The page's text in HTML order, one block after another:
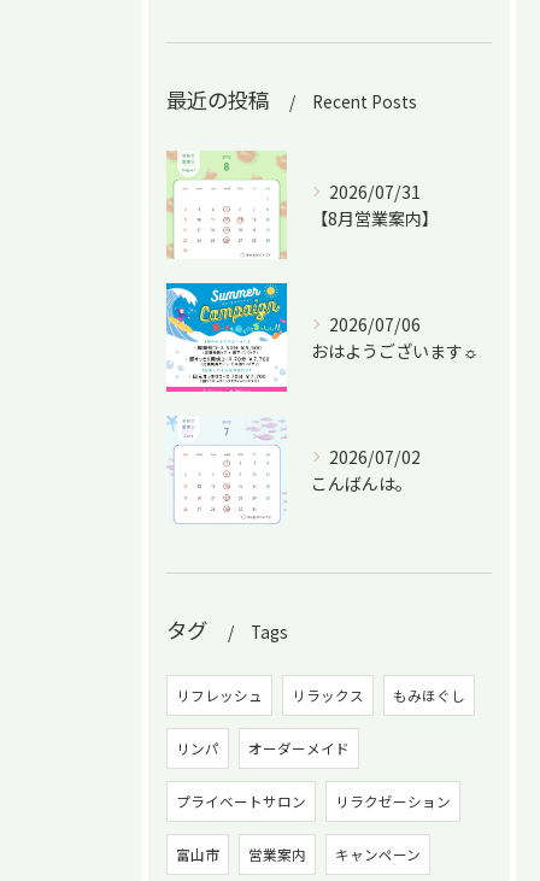
最近の投稿 Recent Posts
2026/07/31
【8月営業案内】
2026/07/06
おはようございます☼
2026/07/02
こんばんは。
タグ Tags
リフレッシュ リラックス もみほぐし
リンパ オーダーメイド
プライベートサロン リラクゼーション
富山市 営業案内 キャンペーン